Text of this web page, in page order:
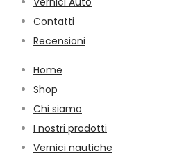
Contatti
Recensioni
Home
Shop
Chi siamo
I nostri prodotti
Vernici nautiche